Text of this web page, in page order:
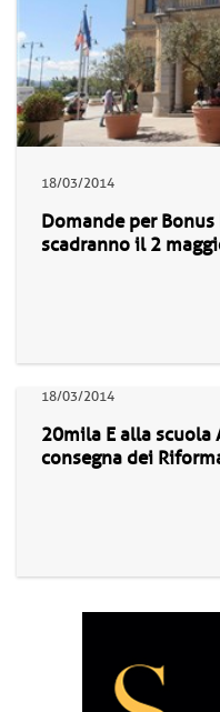
18/03/2014
Domande per
scadranno il 2
18/03/2014
20mila E alla scuola
consegna dei